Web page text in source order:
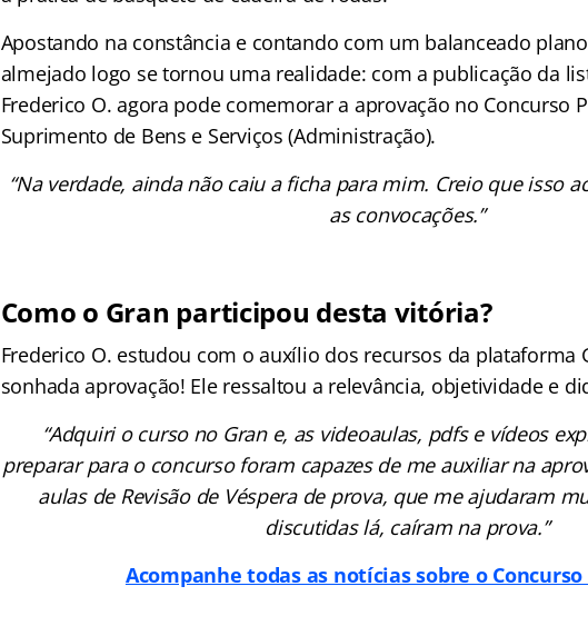
Apostando na constância e contando com um balanceado
almejado logo se tornou uma realidade: com a publicação da
Frederico O. agora pode comemorar a aprovação no Concurso
Suprimento de Bens e Serviços (Administração).
“Na verdade, ainda não caiu a ficha para mim. Creio que isso
as convocações.”
Como o Gran participou desta vitória?
Frederico O. estudou com o auxílio dos recursos da plataforma
sonhada aprovação! Ele ressaltou a relevância, objetividade e
“Adquiri o curso no Gran e, as videoaulas, pdfs e vídeos
preparar para o concurso foram capazes de me auxiliar na
aulas de Revisão de Véspera de prova, que me ajudaram
discutidas lá, caíram na prova.”
Acompanhe todas as notícias sobre o